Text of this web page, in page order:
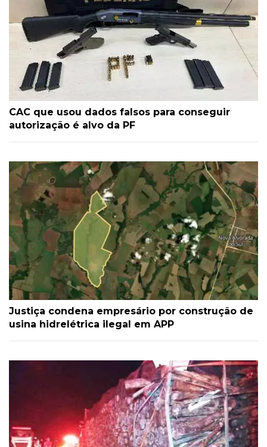
CAC que usou dados falsos para conseguir
autorização é alvo da PF
Justiça condena empresário por construção de
usina hidrelétrica ilegal em APP